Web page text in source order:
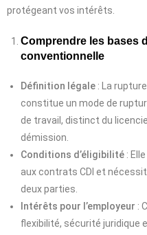
protégeant vos intérêts.
Comprendre les bases
conventionnelle
Définition légale : La
constitue un mode de
de travail, distinct du
démission.
Conditions d’éligibilité :
aux contrats CDI et
deux parties.
Intérêts pour l’employeur :
flexibilité, sécurité juridique